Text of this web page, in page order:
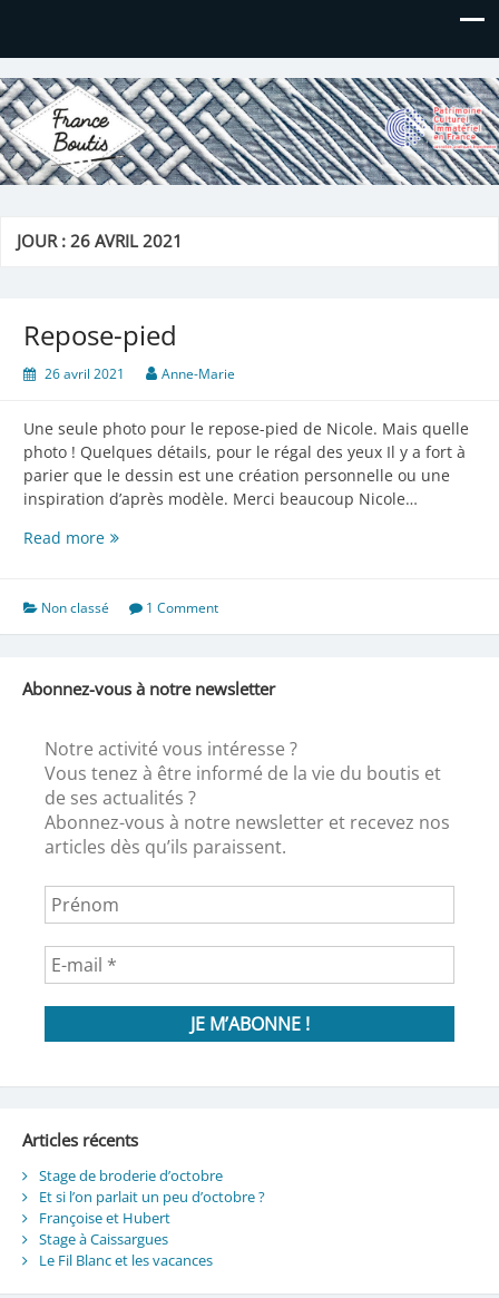
France Boutis
Le site de France Boutis
JOUR :26 AVRIL 2021
Repose-pied
26 avril 2021 Anne-Marie
Une seule photo pour le repose-pied de Nicole. Mais quelle
photo ! Quelques détails, pour le régal des yeux Il y a fort à
parier que le dessin est une création personnelle ou une
inspiration d’après modèle. Merci beaucoup Nicole…
Read moreRepose-
Non classé 1 Comment
Abonnez-vous à notre newsletter
Notre activité vous intéresse ?
Vous tenez à être informé de la vie du boutis et
de ses actualités ?
Abonnez-vous à notre newsletter et recevez nos
articles dès qu’ils paraissent.
Articles récents
Stage de broderie d’octobre
Et si l’on parlait un peu d’octobre ?
Françoise et Hubert
Stage à Caissargues
Le Fil Blanc et les vacances